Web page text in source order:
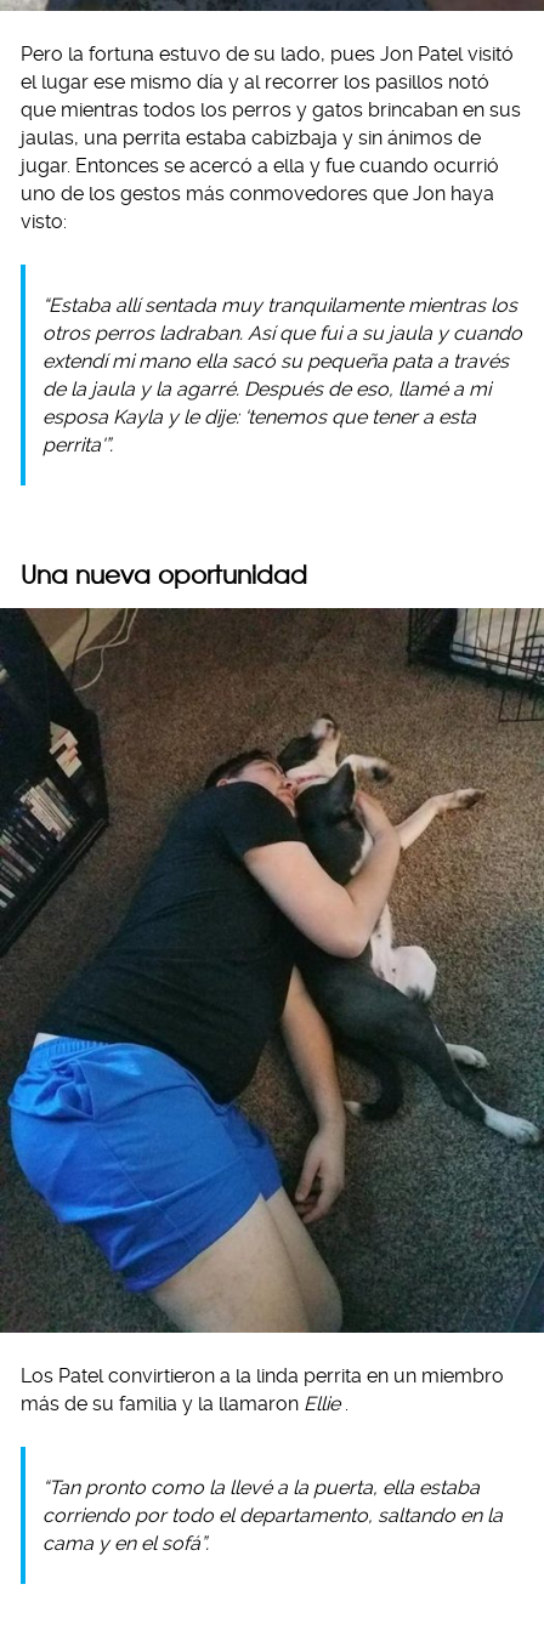
Pero la fortuna estuvo de su lado, pues Jon Patel visitó
el lugar ese mismo día y al recorrer los pasillos notó
que mientras todos los perros y gatos brincaban en sus
jaulas, una perrita estaba cabizbaja y sin ánimos de
jugar. Entonces se acercó a ella y fue cuando ocurrió
uno de los gestos más conmovedores que Jon haya
visto:
“Estaba allí sentada muy tranquilamente mientras los
otros perros ladraban. Así que fui a su jaula y cuando
extendí mi mano ella sacó su pequeña pata a través
de la jaula y la agarré. Después de eso, llamé a mi
esposa Kayla y le dije: ‘tenemos que tener a esta
perrita'”.
Una nueva oportunidad
Los Patel convirtieron a la linda perrita en un miembro
más de su familia y la llamaron Ellie .
“Tan pronto como la llevé a la puerta, ella estaba
corriendo por todo el departamento, saltando en la
cama y en el sofá”.